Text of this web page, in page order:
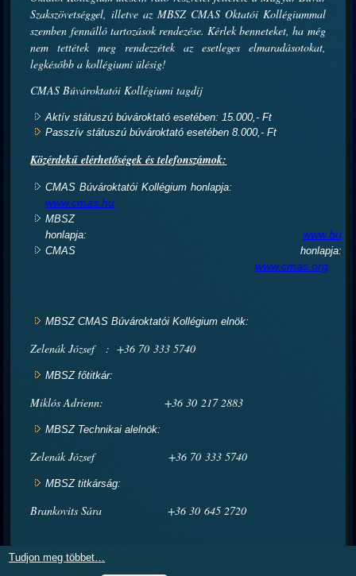
Szakszövetséggel, illetve az MBSZ CMAS Oktatói Kollégiummal
szemben fennálló tartozások rendezése. Kérlek benneteket, ha még
nem tettétek meg rendezzétek az esetleges elmaradásotokat,
legkésőbb a kollégiumi ülésig!
CMAS Búvároktatói Kollégiumi tagdíj
Aktív státuszú búvároktató esetében: 15.000,- Ft
Passzív státuszú búvároktató esetében 8.000,- Ft
Közérdekű elérhetőségek és telefonszámok:
CMAS Búvároktatói Kollégium honlapja:
www.cmas.hu
MBSZ
honlapja:
CMAS honlapja:
www.cmas.org
MBSZ CMAS Búvároktatói Kollégium elnök:
Zelenák József : +36 70 333 5740
MBSZ főtitkár:
Miklós Adrienn: +36 30 217 2883
MBSZ Technikai alelnök:
Zelenák József +36 70 333 5740
MBSZ titkárság:
Brankovits Sára +36 30 645 2720
Tudjon meg többet…